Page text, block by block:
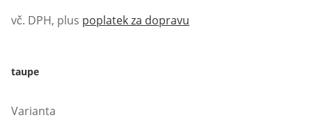
vč. DPH, plus poplatek za dopravu
taupe
Varianta